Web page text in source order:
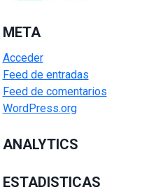
META
Acceder
Feed de entradas
Feed de comentarios
WordPress.org
ANALYTICS
ESTADISTICAS